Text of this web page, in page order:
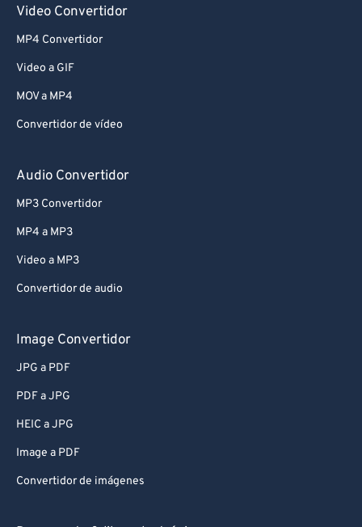
Video Convertidor
MP4 Convertidor
Video a GIF
MOV a MP4
Convertidor de vídeo
Audio Convertidor
MP3 Convertidor
MP4 a MP3
Video a MP3
Convertidor de audio
Image Convertidor
JPG a PDF
PDF a JPG
HEIC a JPG
Image a PDF
Convertidor de imágenes